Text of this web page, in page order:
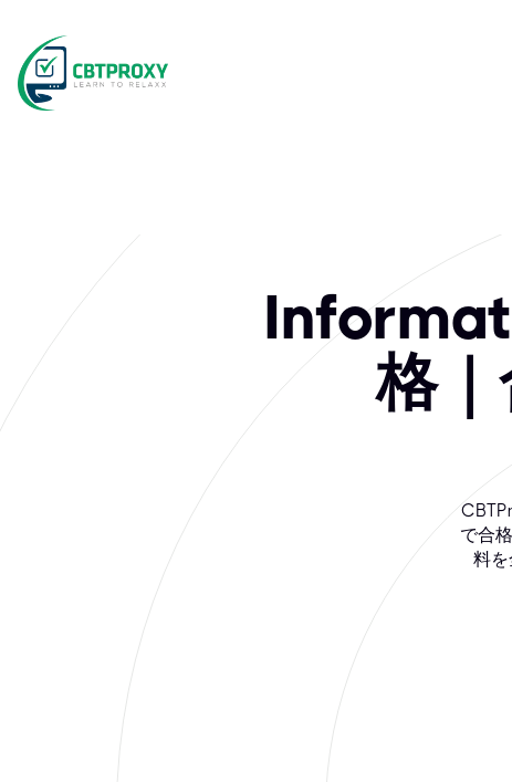
エンタープライズクラウドデータ管理のリーダーである
格
で合
料